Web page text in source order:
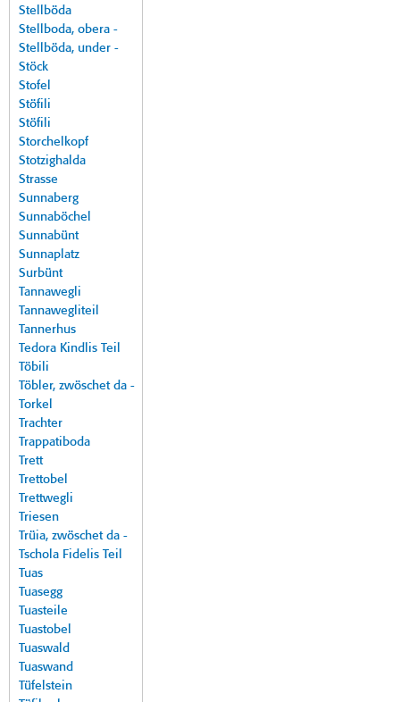
Stellböda
Stellboda, obera -
Stellböda, under -
Stöck
Stofel
Stöfili
Stöfili
Storchelkopf
Stotzighalda
Strasse
Sunnaberg
Sunnaböchel
Sunnabünt
Sunnaplatz
Surbünt
Tannawegli
Tannawegliteil
Tannerhus
Tedora Kindlis Teil
Töbili
Töbler, zwöschet da -
Torkel
Trachter
Trappatiboda
Trett
Trettobel
Trettwegli
Triesen
Trüia, zwöschet da -
Tschola Fidelis Teil
Tuas
Tuasegg
Tuasteile
Tuastobel
Tuaswald
Tuaswand
Tüfelstein